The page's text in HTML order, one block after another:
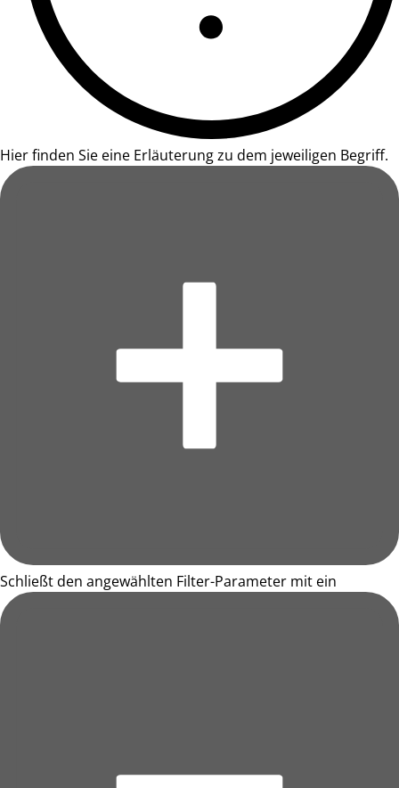
Hier finden Sie eine Erläuterung zu dem jeweiligen Begriff.
Schließt den angewählten Filter-Parameter mit ein